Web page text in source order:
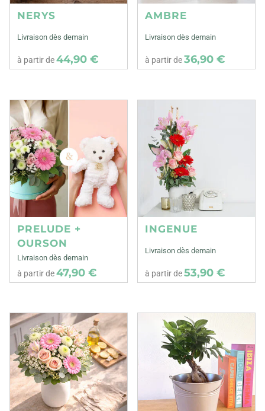
NERYS
Livraison dès demain
à partir de44,90 €
AMBRE
Livraison dès demain
à partir de36,90 €
PRELUDE +
OURSON
Livraison dès demain
à partir de47,90 €
INGENUE
Livraison dès demain
à partir de53,90 €